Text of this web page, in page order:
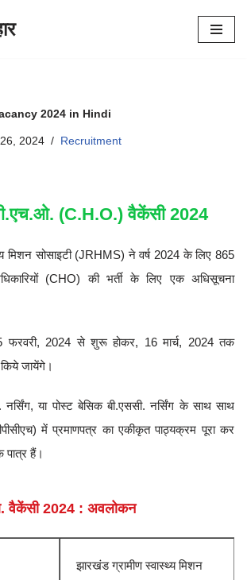
2024 in Hindi
2024 Recruitment
(C.H.O.) वैकेंसी 2024
मिशन सोसाइटी (JRHMS) ने वर्ष 2024 के लिए 865
(CHO) की भर्ती के लिए एक अधिसूचना
फरवरी, 2024 से शुरू होकर, 16 मार्च, 2024 तक
जायेंगे।
नर्सिंग, या पोस्ट बेसिक बी.एससी. नर्सिंग के साथ साथ
में प्रमाणपत्र का एकीकृत पाठ्यक्रम पूरा कर
हैं।
वैकेंसी 2024 : अवलोकन
झारखंड ग्रामीण स्वास्थ्य मिशन